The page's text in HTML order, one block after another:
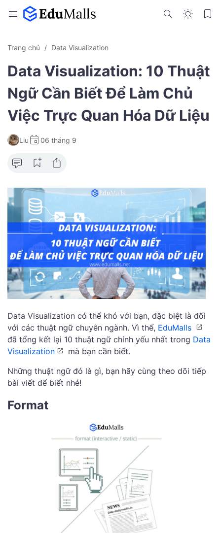
Trang chủ Data Visualization
Data Visualization: 10 Thuật
Ngữ Cần Biết Để Làm Chủ
Việc Trực Quan Hóa Dữ Liệu
Liu 06 tháng 9
Data Visualization có thể khó với bạn, đặc biệt là đối
với các thuật ngữ chuyên ngành. Vì thế, EduMalls
đã tổng kết lại 10 thuật ngữ chính yếu nhất trong Data
Visualization
mà bạn cần biết.
Những thuật ngữ đó là gì, bạn hãy cùng theo dõi tiếp
bài viết để biết nhé!
Format